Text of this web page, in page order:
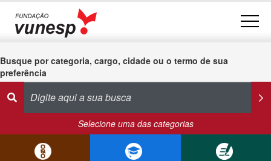
Busque por categoria, cargo, cidade ou o termo de sua
preferência
Selecione uma das categorias